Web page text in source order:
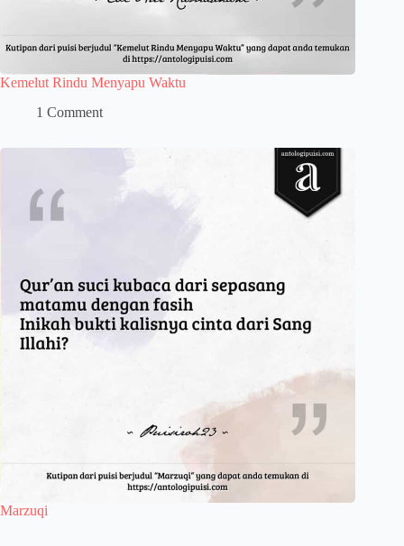
Kemelut Rindu Menyapu Waktu
1 Comment
Marzuqi